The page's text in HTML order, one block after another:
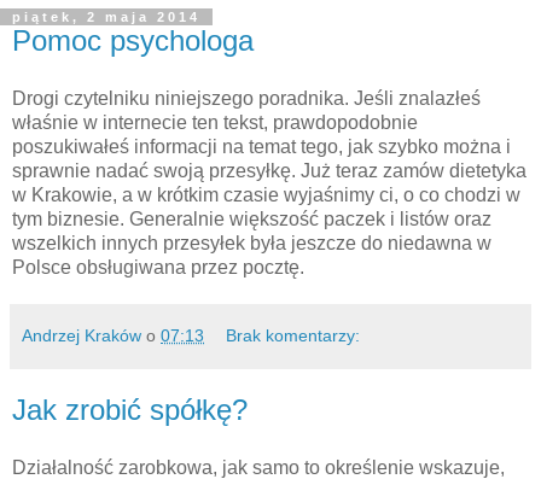
piątek, 2 maja 2014
Pomoc psychologa
Drogi czytelniku niniejszego poradnika. Jeśli znalazłeś
właśnie w internecie ten tekst, prawdopodobnie
poszukiwałeś informacji na temat tego, jak szybko można i
sprawnie nadać swoją przesyłkę. Już teraz zamów dietetyka
w Krakowie, a w krótkim czasie wyjaśnimy ci, o co chodzi w
tym biznesie. Generalnie większość paczek i listów oraz
wszelkich innych przesyłek była jeszcze do niedawna w
Polsce obsługiwana przez pocztę.
Andrzej Kraków o 07:13 Brak komentarzy:
Jak zrobić spółkę?
Działalność zarobkowa, jak samo to określenie wskazuje,